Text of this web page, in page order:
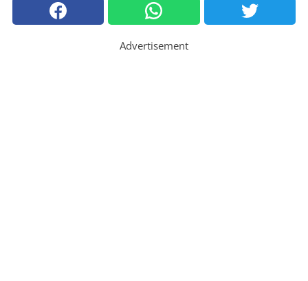
Advertisement